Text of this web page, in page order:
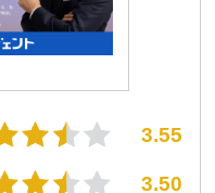
3.55
3.50